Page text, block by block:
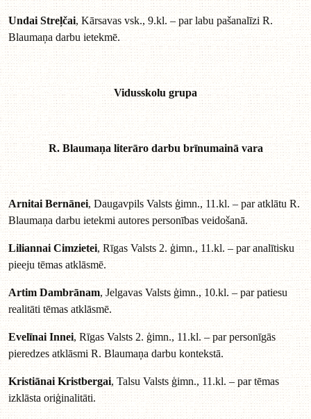
Undai Streļčai, Kārsavas vsk., 9.kl. – par labu pašanalīzi R.
Blaumaņa darbu ietekmē.
Vidusskolu grupa
R. Blaumaņa literāro darbu brīnumainā vara
Arnitai Bernānei, Daugavpils Valsts ģimn., 11.kl. – par atklātu R.
Blaumaņa darbu ietekmi autores personības veidošanā.
Liliannai Cimzietei, Rīgas Valsts 2. ģimn., 11.kl. – par analītisku
pieeju tēmas atklāsmē.
Artim Dambrānam, Jelgavas Valsts ģimn., 10.kl. – par patiesu
realitāti tēmas atklāsmē.
Evelīnai Innei, Rīgas Valsts 2. ģimn., 11.kl. – par personīgās
pieredzes atklāsmi R. Blaumaņa darbu kontekstā.
Kristiānai Kristbergai, Talsu Valsts ģimn., 11.kl. – par tēmas
izklāsta oriģinalitāti.